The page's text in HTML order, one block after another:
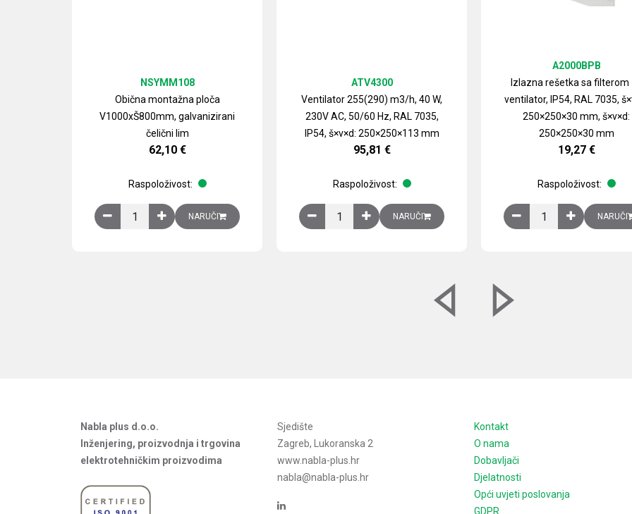
Obična montažna ploča
V1000xŠ800mm, galvanizirani
čelični lim
NSYMM108
62,10 €
Raspoloživost:
Obična montažna ploča V1000xŠ800mm, galvanizirani čelični lim količina
NARUČI
Ventilator 255(290) m3/h, 40 W,
230V AC, 50/60 Hz, RAL 7035,
IP54, š×v×d: 250×250×113 mm
ATV4300
95,81 €
Raspoloživost:
Ventilator 255(290) m3/h, 40 W, 230V AC, 50/60 Hz, RAL 7035,
NARUČI
Izlazna rešetka sa filterom
ventilator, IP54, RAL 7035,
250×250×30 mm, š×v×d:
250×250×30 mm
A2000BPB
19,27 €
Raspoloživost:
Izlazna rešetka saNARUČI
Nabla plus d.o.o.
Inženjering, proizvodnja i trgovina
elektrotehničkim proizvodima
Sjedište
Zagreb, Lukoranska 2
www.nabla-plus.hr
nabla@nabla-plus.hr
Kontakt
O nama
Dobavljači
Djelatnosti
Opći uvjeti poslovanja
GDPR